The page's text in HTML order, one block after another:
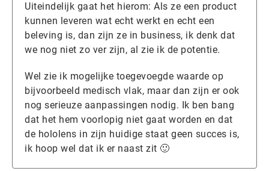
Uiteindelijk gaat het hierom: Als ze een product
kunnen leveren wat echt werkt en echt een
beleving is, dan zijn ze in business, ik denk dat
we nog niet zo ver zijn, al zie ik de potentie.
Wel zie ik mogelijke toegevoegde waarde op
bijvoorbeeld medisch vlak, maar dan zijn er ook
nog serieuze aanpassingen nodig. Ik ben bang
dat het hem voorlopig niet gaat worden en dat
de hololens in zijn huidige staat geen succes is,
ik hoop wel dat ik er naast zit 🙂